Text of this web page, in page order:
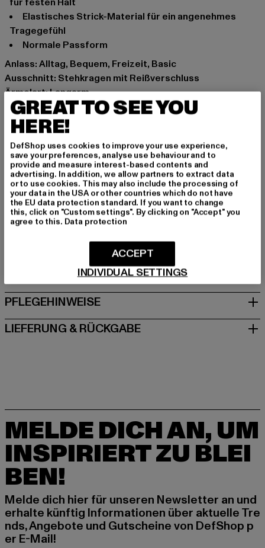
Elastisches Strick-Material für ein angenehmes
Tragegefühl
Normale Passform
Anlass: Alltag, Bequem, Freizeit, Basic
Ausschnitt: Stehkragen mit Reißverschluss
Ärmelart: Langarm
Schnitt: Normal
Marke: Brandit
Kat.: Sweaters
Farbe: blau
Hersteller Farbe: navy
Materialzusammensetzung: 100% Polyacryl
Art.Nr: BD6018-00155
Hersteller: Brandit Textil GmbH |
info@brandit-wear.com
GRÖSSE & PASSFORM
PFLEGEHINWEISE
LIEFERUNG & RÜCKGABE
MELDE DICH AN, UM
INSPIRIERT ZU BLEI
BEN!
Melde dich hier für unseren Newsletter an und
erhalte künftig Informationen über aktuelle Tre
nds, Angebote und Gutscheine von DefShop p
er E-Mail!
GREAT TO SEE YOU
HERE!
DefShop uses cookies to improve your use experience,
save your preferences, analyse use behaviour and to
provide and measure interest-based contents and
advertising. In addition, we allow partners to extract data
or to use cookies. This may also include the processing of
your data in the USA or other countries which do not have
the EU data protection standard. If you want to change
this, click on "Custom settings". By clicking on "Accept" you
agree to this. Data protection
INDIVIDUAL SETTINGS
ACCEPT